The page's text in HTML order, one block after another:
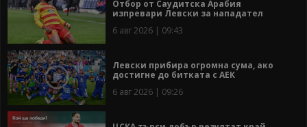
Отбор от Саудитска Арабия
изпревари Левски за нападател
6 авг 2026 | 09:43
Левски прибира огромна сума, ако
достигне до битката с АЕК
6 авг 2026 | 09:26